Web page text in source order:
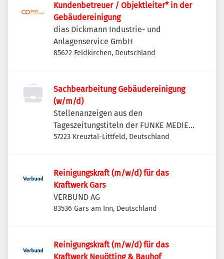
Kundenbetreuer / Objektleiter* in der
Gebäudereinigung
dias Dickmann Industrie- und
Anlagenservice GmbH
85622 Feldkirchen, Deutschland
Sachbearbeitung Gebäudereinigung
(w/m/d)
Stellenanzeigen aus den
Tageszeitungstiteln der FUNKE MEDIEN
NRW
57223 Kreuztal-Littfeld, Deutschland
Reinigungskraft (m/w/d) für das
Kraftwerk Gars
VERBUND AG
83536 Gars am Inn, Deutschland
Reinigungskraft (m/w/d) für das
Kraftwerk Neuötting & Bauhof